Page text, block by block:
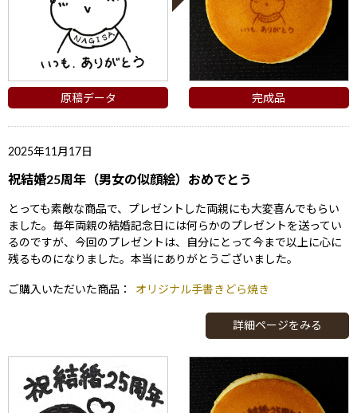
原稿データ 完成品
2025年11月17日
祝結婚25周年（男女の似顔絵）おめでとう
とっても素敵な商品で、プレゼントした両親にも大変喜んでもらい
ました。毎年両親の結婚記念日には何らかのプレゼントを送ってい
るのですが、今回のプレゼントは、自分にとって今まで以上に心に
残るものになりました。本当にありがとうございました。
ご購入いただいた商品： オリジナル手書きどら焼き
詳細ページをみる